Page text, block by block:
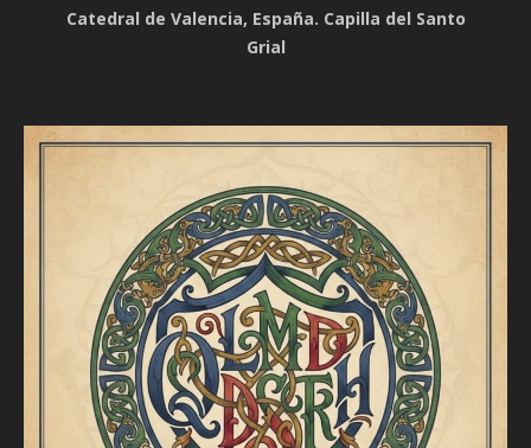
Catedral de Valencia, España. Capilla del Santo
Grial